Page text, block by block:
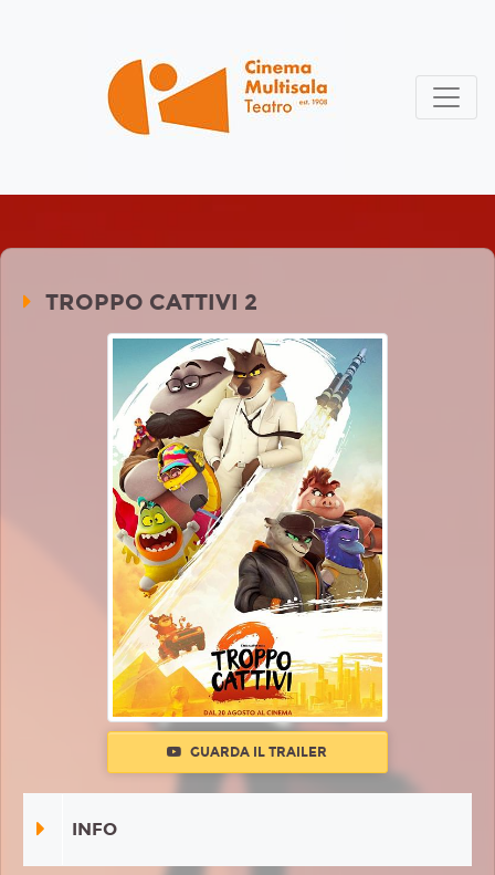
TROPPO CATTIVI 2
GUARDA IL TRAILER
INFO